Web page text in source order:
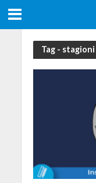
Tag - stagioni